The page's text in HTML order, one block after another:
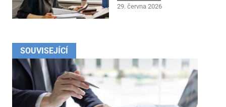
SOUVISEJÍCÍ
29. června 2026